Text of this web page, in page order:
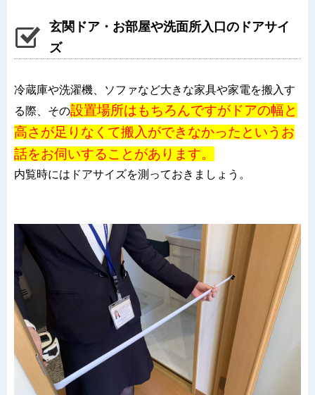
玄関ドア・お部屋や洗面所入口のドアサイ
ズ
冷蔵庫や洗濯機、ソファなど大きな家具や家電を搬入す
る際、その設置場所はもちろんですがドアの幅と
高さが足りなくて搬入ができなかったというお
話をお伺いすることがあります。
内覧時にはドアサイズを測っておきましょう。